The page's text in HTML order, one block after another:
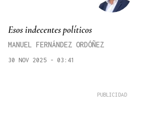
Esos indecentes políticos
MANUEL FERNÁNDEZ ORDÓÑEZ
30 NOV 2025 - 03:41